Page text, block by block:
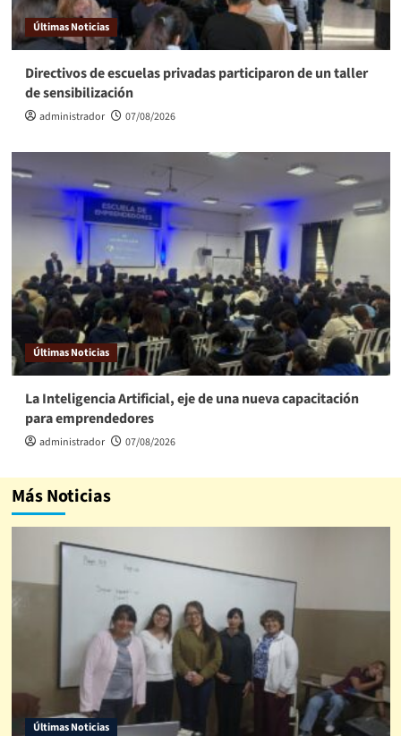
Últimas Noticias
Directivos de escuelas privadas participaron de un taller
de sensibilización
administrador 07/08/2026
Últimas Noticias
La Inteligencia Artificial, eje de una nueva capacitación
para emprendedores
administrador 07/08/2026
Más Noticias
Últimas Noticias